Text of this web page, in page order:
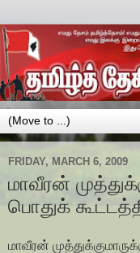
FRIDAY, MARCH 6, 2009
மாவீரன்
பொதுக்
மாவீரன்